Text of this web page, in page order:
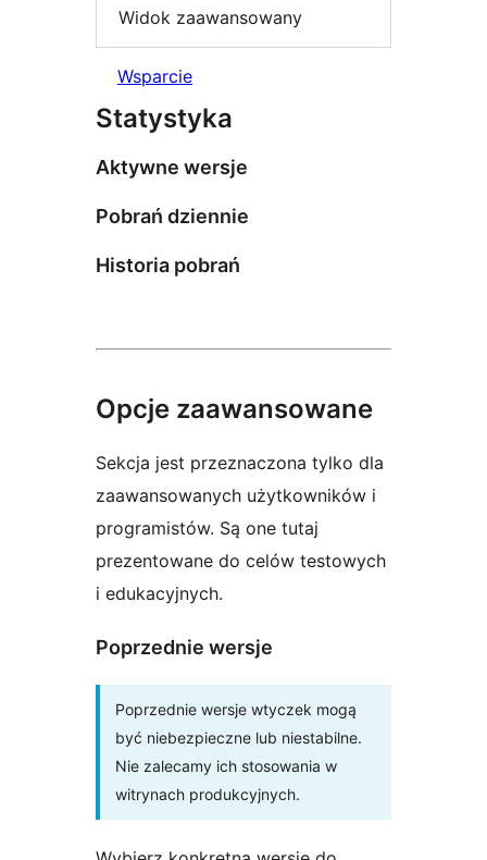
Widok zaawansowany
Wsparcie
Statystyka
Aktywne wersje
Pobrań dziennie
Historia pobrań
Opcje zaawansowane
Sekcja jest przeznaczona tylko dla
zaawansowanych użytkowników i
programistów. Są one tutaj
prezentowane do celów testowych
i edukacyjnych.
Poprzednie wersje
Poprzednie wersje wtyczek mogą
być niebezpieczne lub niestabilne.
Nie zalecamy ich stosowania w
witrynach produkcyjnych.